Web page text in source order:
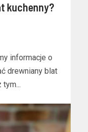
kuchenny?
informacje o
drewniany blat